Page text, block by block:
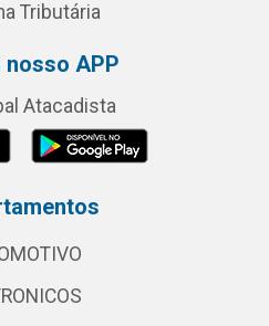
Tributária
nosso APP
Atacadista